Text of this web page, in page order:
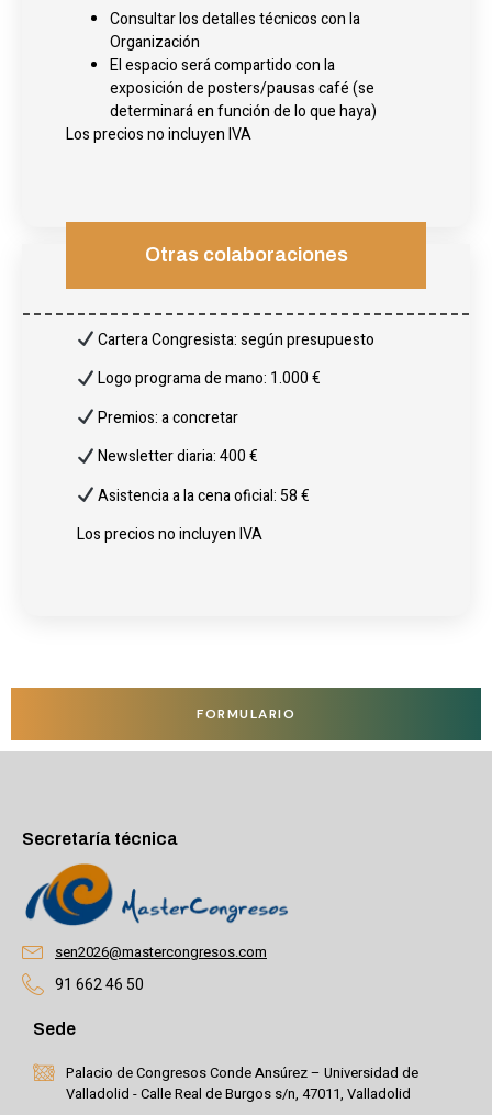
Consultar los detalles técnicos con la
Organización
El espacio será compartido con la
exposición de posters/pausas café (se
determinará en función de lo que haya)
Los precios no incluyen IVA
Otras colaboraciones
Cartera Congresista: según presupuesto
Logo programa de mano: 1.000 €
Premios: a concretar
Newsletter diaria: 400 €
Asistencia a la cena oficial: 58 €
Los precios no incluyen IVA
FORMULARIO
Secretaría técnica
sen2026@mastercongresos.com
91 662 46 50
Sede
Palacio de Congresos Conde Ansúrez – Universidad de
Valladolid - Calle Real de Burgos s/n, 47011, Valladolid